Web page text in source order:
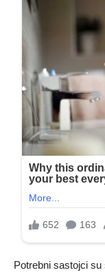
Potrebni sastojci